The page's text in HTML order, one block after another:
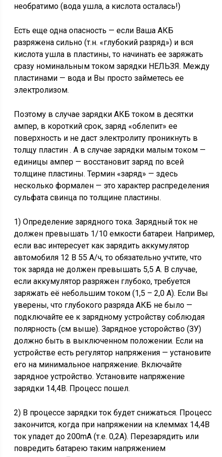
необратимо (вода ушла, а кислота осталась!)
Есть еще одна опасность — если Ваша АКБ
разряжена сильно (т.н. «глубокий разряд») и вся
кислота ушла в пластины, то начинать ее заряжать
сразу номинальным током зарядки НЕЛЬЗЯ. Между
пластинами — вода и Вы просто займетесь ее
электролизом.
Поэтому в случае зарядки АКБ током в десятки
ампер, в короткий срок, заряд «облепит» ее
поверхность и не даст электролиту проникнуть в
толщу пластин . А в случае зарядки малым током —
единицы ампер — восстановит заряд по всей
толщине пластины. Термин «заряд» — здесь
несколько формален — это характер распределения
сульфата свинца по толщине пластины.
1) Определение зарядного тока. Зарядный ток не
должен превышать 1/10 емкости батареи. Например,
если вас интересует как зарядить аккумулятор
автомобиля 12 В 55 А/ч, то обязательно учтите, что
ток заряда не должен превышать 5,5 А. В случае,
если аккумулятор разряжен глубоко, требуется
заряжать её небольшим током (1,5 – 2,0 А). Если Вы
уверены, что глубокого разряда АКБ не было —
подключайте ее к зарядному устройству соблюдая
полярность (см выше). Зарядное усторойство (ЗУ)
должно быть в выключенном положении. Если на
устройстве есть регулятор напряжения — установите
его на минимальное напряжение. Включайте
зарядное устройство. Установите напряжение
зарядки 14,4В. Процесс пошел.
2) В процессе зарядки ток будет снижаться. Процесс
закончится, когда при напряжении на клеммах 14,4В
ток упадет до 200mA (т.е. 0,2А). Перезарядить или
повредить батарею таким напряжением